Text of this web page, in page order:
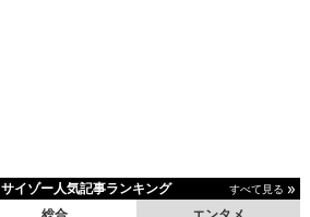
サイゾー人気記事ランキング すべて見る